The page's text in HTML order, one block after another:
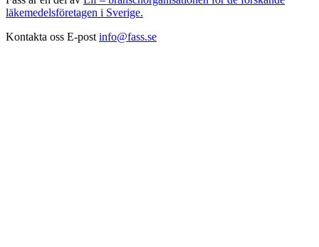
läkemedelsföretagen i Sverige.
Kontakta oss E-post info@fass.se